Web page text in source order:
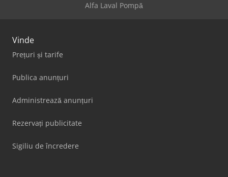
Alfa Laval Pompă
Vinde
Prețuri și tarife
Publica anunțuri
Administrează anunțuri
Rezervați publicitate
Sigiliu de încredere